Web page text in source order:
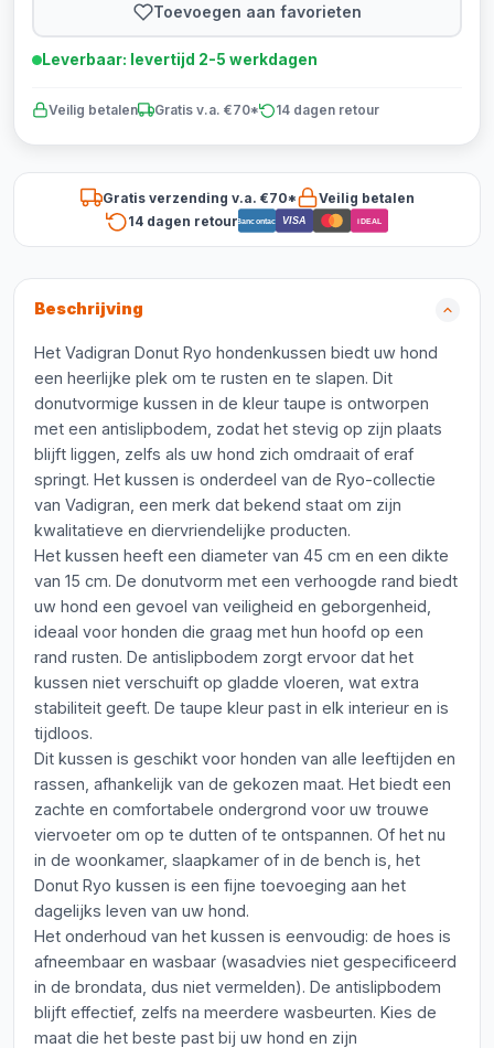
Toevoegen aan favorieten
Leverbaar: levertijd 2-5 werkdagen
Veilig betalen Gratis v.a. €70* 14 dagen retour
Gratis verzending v.a. €70*
Veilig betalen
14 dagen retourBancontact VISA iDEAL
Beschrijving
Het Vadigran Donut Ryo hondenkussen biedt uw hond
een heerlijke plek om te rusten en te slapen. Dit
donutvormige kussen in de kleur taupe is ontworpen
met een antislipbodem, zodat het stevig op zijn plaats
blijft liggen, zelfs als uw hond zich omdraait of eraf
springt. Het kussen is onderdeel van de Ryo-collectie
van Vadigran, een merk dat bekend staat om zijn
kwalitatieve en diervriendelijke producten.
Het kussen heeft een diameter van 45 cm en een dikte
van 15 cm. De donutvorm met een verhoogde rand biedt
uw hond een gevoel van veiligheid en geborgenheid,
ideaal voor honden die graag met hun hoofd op een
rand rusten. De antislipbodem zorgt ervoor dat het
kussen niet verschuift op gladde vloeren, wat extra
stabiliteit geeft. De taupe kleur past in elk interieur en is
tijdloos.
Dit kussen is geschikt voor honden van alle leeftijden en
rassen, afhankelijk van de gekozen maat. Het biedt een
zachte en comfortabele ondergrond voor uw trouwe
viervoeter om op te dutten of te ontspannen. Of het nu
in de woonkamer, slaapkamer of in de bench is, het
Donut Ryo kussen is een fijne toevoeging aan het
dagelijks leven van uw hond.
Het onderhoud van het kussen is eenvoudig: de hoes is
afneembaar en wasbaar (wasadvies niet gespecificeerd
in de brondata, dus niet vermelden). De antislipbodem
blijft effectief, zelfs na meerdere wasbeurten. Kies de
maat die het beste past bij uw hond en zijn